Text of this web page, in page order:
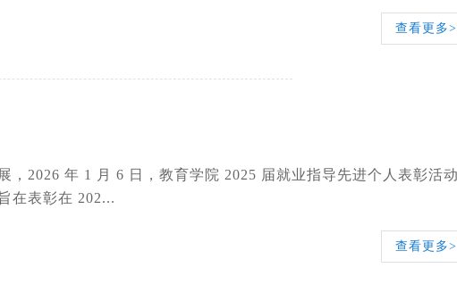
查看更多>
2026 年 1 月 6 日，教育学院 2025 届就业指导先进个人表彰活
在表彰在 202...
查看更多>